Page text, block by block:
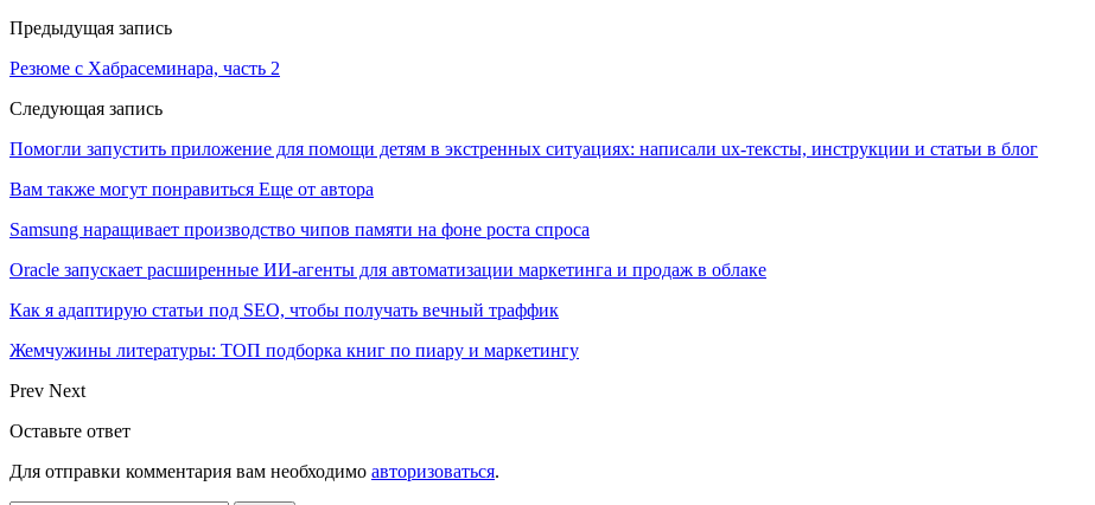
Предыдущая запись
Резюме с Хабрасеминара, часть 2
Следующая запись
Помогли запустить приложение для помощи детям в экстренных ситуациях: написали ux-тексты, инструкции и статьи в блог
Вам также могут понравиться Еще от автора
Samsung наращивает производство чипов памяти на фоне роста спроса
Oracle запускает расширенные ИИ‑агенты для автоматизации маркетинга и продаж в облаке
Как я адаптирую статьи под SEO, чтобы получать вечный траффик
Жемчужины литературы: ТОП подборка книг по пиару и маркетингу
Prev Next
Оставьте ответ
Для отправки комментария вам необходимо авторизоваться.